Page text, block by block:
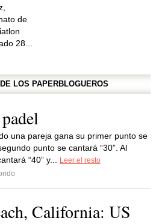
de
28...
LOS PAPERBLOGUEROS
una pareja gana su primer punto se
punto se cantará “30”. Al
“40” y...
Leer el resto
California: US